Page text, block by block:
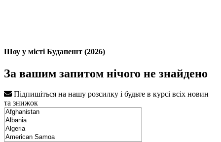
Шоу у місті Будапешт (2026)
За вашим запитом нічого не знайдено
Підпишіться на нашу розсилку і будьте в курсі всіх новин
та знижок